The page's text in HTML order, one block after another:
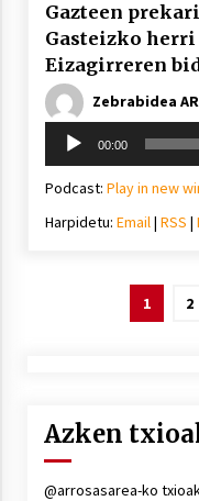
Gazteen
Gasteizko
Eizagirreren
Zebrabidea
Soinu
erreproduzigailua
00:00
Podcast: Play in new
Harpidetu: Email| RSS |
1 2
Azken
@arrosasarea-ko